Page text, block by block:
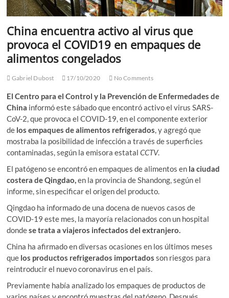
China encuentra activo al virus que
provoca el COVID19 en empaques de
alimentos congelados
Gabriel Dubost 17/10/2020 No Comments
El Centro para el Control y la Prevención de Enfermedades de
China informó este sábado que encontró activo el virus SARS-
CoV-2, que provoca el COVID-19, en el componente exterior
de los empaques de alimentos refrigerados, y agregó que
mostraba la posibilidad de infección a través de superficies
contaminadas, según la emisora estatal CCTV.
El patógeno se encontró en empaques de alimentos en la ciudad
costera de Qingdao,en la provincia de Shandong, según el
informe, sin especificar el origen del producto.
Qingdao ha informado de una docena de nuevos casos de
COVID-19 este mes, la mayoría relacionados con un hospital
dondese trata a viajeros infectados del extranjero.
China ha afirmado en diversas ocasiones en los últimos meses
que los productos refrigerados importadosson riesgos para
reintroducir el nuevo coronavirus en el país.
Previamente había analizado los empaques de productos de